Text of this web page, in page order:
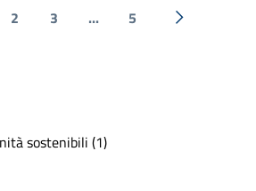
2 3 ... 5 Successiva
sostenibili (1)